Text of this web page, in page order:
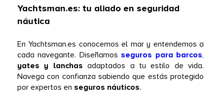
Yachtsman.es: tu aliado en seguridad
náutica
En Yachtsman.es conocemos el mar y entendemos a
cada navegante. Diseñamos seguros para barcos,
yates y lanchas adaptados a tu estilo de vida.
Navega con confianza sabiendo que estás protegido
por expertos en seguros náuticos.